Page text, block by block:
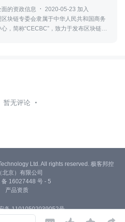
的资政信息
2020-05-23 加入
块链专委会隶属于中华人民共和国商务
，简称“CECBC”，致力于发布区块链领
暂无评论
Ltd. All rights reserved. 极客邦控
北京）有限公司
备 16027448 号 - 5
产品资质
备 11010502039052号